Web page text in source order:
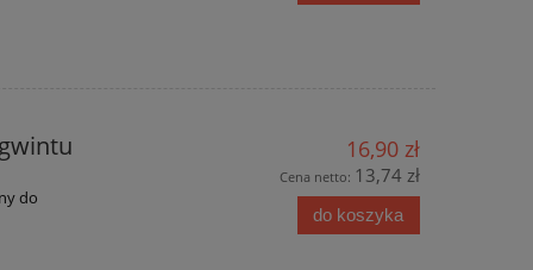
do
16,90 zł
Cena netto: 13,74 zł
do koszyka